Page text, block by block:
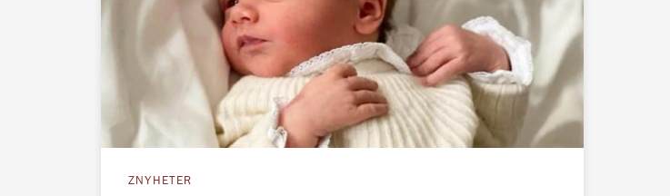
ZNYHETER